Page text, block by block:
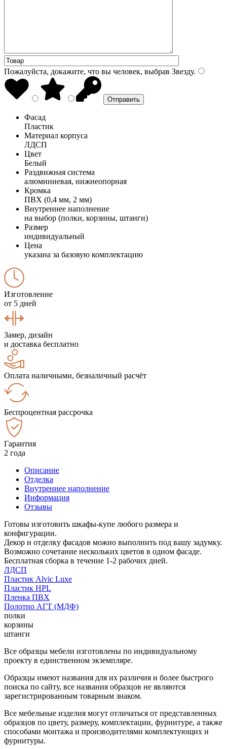
Пожалуйста, докажите, что вы человек, выбрав Звезду.
Фасад
Пластик
Материал корпуса
ЛДСП
Цвет
Белый
Раздвижная система
алюминиевая, нижнеопорная
Кромка
ПВХ (0,4 мм, 2 мм)
Внутреннее наполнение
на выбор (полки, корзины, штанги)
Размер
индивидуальный
Цена
указана за базовую комплектацию
Изготовление
от 5 дней
Замер, дизайн
и доставка бесплатно
Оплата наличными, безналичный расчёт
Беспроцентная рассрочка
Гарантия
2 года
Описание
Отделка
Внутреннее наполнение
Информация
Отзывы
Готовы изготовить шкафы-купе любого размера и
конфигурации.
Декор и отделку фасадов можно выполнить под вашу задумку.
Возможно сочетание нескольких цветов в одном фасаде.
Бесплатная сборка в течение 1-2 рабочих дней.
ЛДСП
Пластик Alvic Luxe
Пластик HPL
Пленка ПВХ
Полотно АГТ (МДФ)
полки
корзины
штанги
Все образцы мебели изготовлены по индивидуальному
проекту в единственном экземпляре.
Образцы имеют названия для их различия и более быстрого
поиска по сайту, все названия образцов не являются
зарегистрированным товарным знаком.
Все мебельные изделия могут отличаться от представленных
образцов по цвету, размеру, комплектации, фурнитуре, а также
способами монтажа и производителями комплектующих и
фурнитуры.